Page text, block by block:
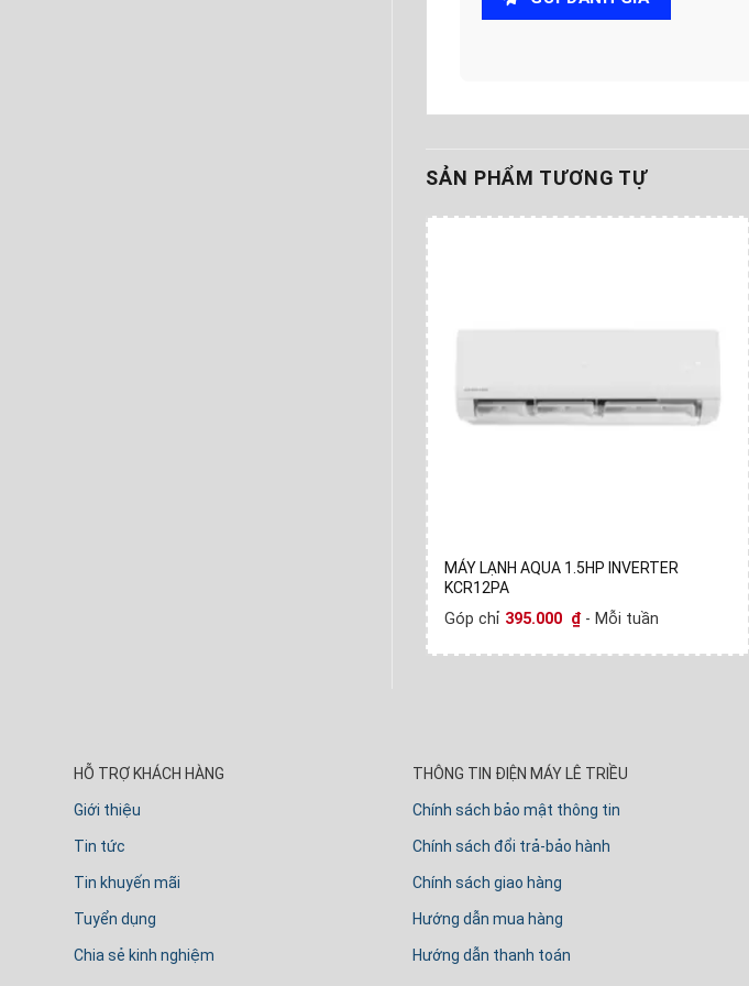
SẢN PHẨM TƯƠNG TỰ
MÁY LẠNH AQUA 1.5HP INVERTER
KCR12PA
Góp chỉ 395.000 ₫ - Mỗi tuần
HỖ TRỢ KHÁCH HÀNG
Giới thiệu
Tin tức
Tin khuyến mãi
Tuyển dụng
Chia sẻ kinh nghiệm
THÔNG TIN ĐIỆN MÁY LÊ TRIỀU
Chính sách bảo mật thông tin
Chính sách đổi trả-bảo hành
Chính sách giao hàng
Hướng dẫn mua hàng
Hướng dẫn thanh toán